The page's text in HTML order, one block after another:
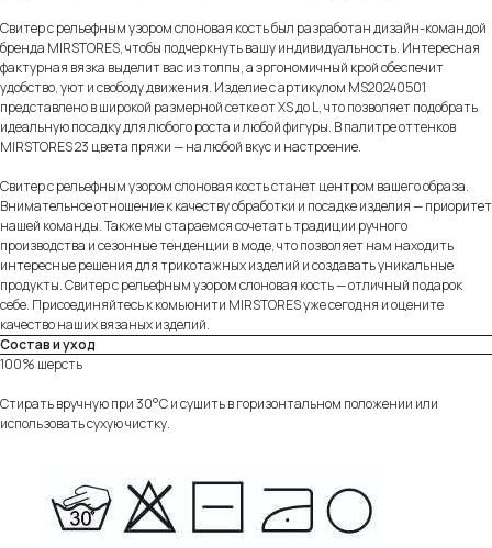
Свитер с рельефным узором слоновая кость был разработан дизайн-командой
бренда MIRSTORES, чтобы подчеркнуть вашу индивидуальность. Интересная
фактурная вязка выделит вас из толпы, а эргономичный крой обеспечит
удобство, уют и свободу движения. Изделие с артикулом MS20240501
представлено в широкой размерной сетке от XS до L, что позволяет подобрать
идеальную посадку для любого роста и любой фигуры. В палитре оттенков
MIRSTORES 23 цвета пряжи — на любой вкус и настроение.
Свитер с рельефным узором слоновая кость станет центром вашего образа.
Внимательное отношение к качеству обработки и посадке изделия — приоритет
нашей команды. Также мы стараемся сочетать традиции ручного
производства и сезонные тенденции в моде, что позволяет нам находить
интересные решения для трикотажных изделий и создавать уникальные
продукты. Свитер с рельефным узором слоновая кость — отличный подарок
себе. Присоединяйтесь к комьюнити MIRSTORES уже сегодня и оцените
качество наших вязаных изделий.
Состав и уход
100% шерсть
Стирать вручную при 30°C и сушить в горизонтальном положении или
использовать сухую чистку.